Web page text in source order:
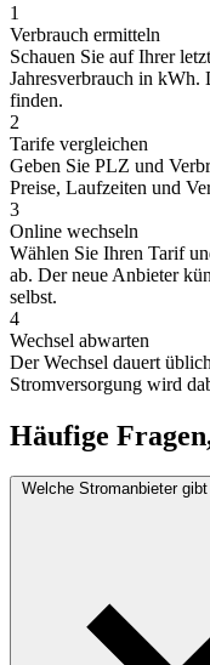
1
Verbrauch ermitteln
Schauen Sie auf Ihrer
Jahresverbrauch in kWh.
finden.
2
Tarife vergleichen
Geben Sie PLZ und
Preise, Laufzeiten und
3
Online wechseln
Wählen Sie Ihren Tarif
ab. Der neue Anbieter
selbst.
4
Wechsel abwarten
Der Wechsel dauert
Stromversorgung wird
Häufige
Welche Stromanbieter